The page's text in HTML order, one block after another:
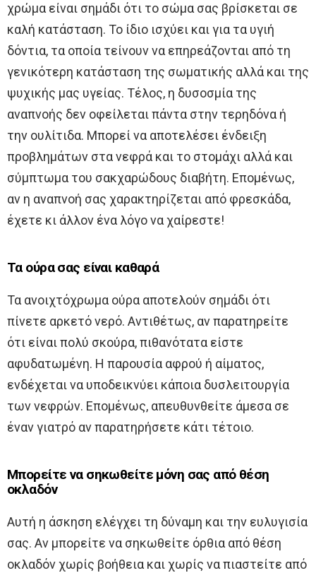
χρώμα είναι σημάδι ότι το σώμα σας βρίσκεται σε
καλή κατάσταση. Το ίδιο ισχύει και για τα υγιή
δόντια, τα οποία τείνουν να επηρεάζονται από τη
γενικότερη κατάσταση της σωματικής αλλά και της
ψυχικής μας υγείας. Τέλος, η δυσοσμία της
αναπνοής δεν οφείλεται πάντα στην τερηδόνα ή
την ουλίτιδα. Μπορεί να αποτελέσει ένδειξη
προβλημάτων στα νεφρά και το στομάχι αλλά και
σύμπτωμα του σακχαρώδους διαβήτη. Επομένως,
αν η αναπνοή σας χαρακτηρίζεται από φρεσκάδα,
έχετε κι άλλον ένα λόγο να χαίρεστε!
Τα ούρα σας είναι καθαρά
Τα ανοιχτόχρωμα ούρα αποτελούν σημάδι ότι
πίνετε αρκετό νερό. Αντιθέτως, αν παρατηρείτε
ότι είναι πολύ σκούρα, πιθανότατα είστε
αφυδατωμένη. Η παρουσία αφρού ή αίματος,
ενδέχεται να υποδεικνύει κάποια δυσλειτουργία
των νεφρών. Επομένως, απευθυνθείτε άμεσα σε
έναν γιατρό αν παρατηρήσετε κάτι τέτοιο.
Μπορείτε να σηκωθείτε μόνη σας από θέση
οκλαδόν
Αυτή η άσκηση ελέγχει τη δύναμη και την ευλυγισία
σας. Αν μπορείτε να σηκωθείτε όρθια από θέση
οκλαδόν χωρίς βοήθεια και χωρίς να πιαστείτε από